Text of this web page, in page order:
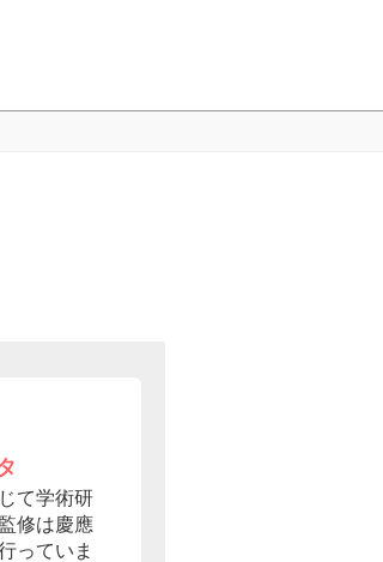
て学術研
修は慶應
っていま